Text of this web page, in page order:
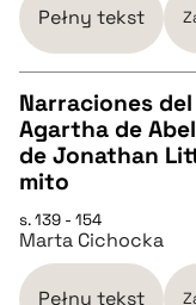
BIBTEX
pobierz cytat
Pełny tekst
CZYSTY TEKST
pobierz cytat
BIBTEX
Narraciones
Agartha de
de Jonathan
mito
s. 139 - 154
Marta Cichocka
Pełny tekst